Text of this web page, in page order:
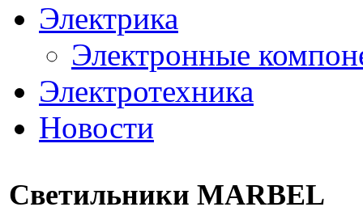
Электрика
Электронные
Электротехника
Новости
Светильники MARBEL